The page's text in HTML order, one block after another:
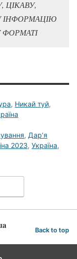
ЦІКАВУ,
ІНФОРМАЦІЮ
, Никай туй,
, Дар’я
2023, Україна,
Back to top